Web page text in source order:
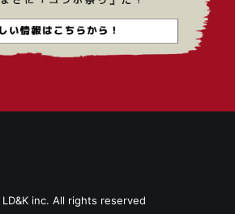
LD&K inc. All rights reserved